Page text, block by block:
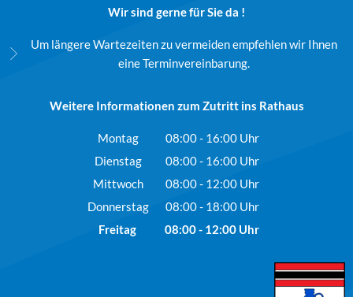
Wir sind gerne für Sie da !
Um längere Wartezeiten zu vermeiden empfehlen wir Ihnen
eine Terminvereinbarung.
Weitere Informationen zum Zutritt ins Rathaus
Montag 08:00- 16:00Uhr
Von 08:00 bis 16:00 Uhr
Dienstag 08:00- 16:00Uhr
Von 08:00 bis 16:00 Uhr
Mittwoch 08:00- 12:00Uhr
Von 08:00 bis 12:00 Uhr
Donnerstag 08:00- 18:00Uhr
Von 08:00 bis 18:00 Uhr
Freitag 08:00- 12:00 Uhr